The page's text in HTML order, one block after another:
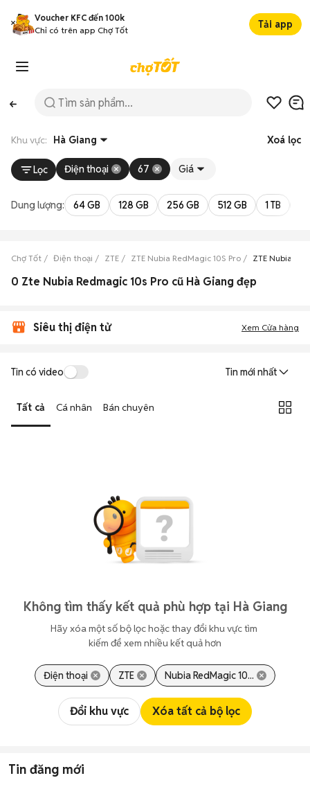
Voucher KFC đến 100k
Chỉ có trên app Chợ Tốt
Tải app
Khu vực: Hà Giang Xoá lọc
Lọc Điện thoại 67 Giá
Dung lượng: 64 GB 128 GB 256 GB 512 GB 1 TB
Chợ Tốt Điện thoại ZTE ZTE Nubia RedMagic 10S Pro ZTE Nubia
0 Zte Nubia Redmagic 10s Pro cũ Hà Giang đẹp
Siêu thị điện tử Xem Cửa hàng
Tin có video Tin mới nhất
Tất cả Cá nhân Bán chuyên
Không tìm thấy kết quả phù hợp tại Hà Giang
Hãy xóa một số bộ lọc hoặc thay đổi khu vực tìm
kiếm để xem nhiều kết quả hơn
Điện thoại ZTE Nubia RedMagic 10...
Đổi khu vực Xóa tất cả bộ lọc
Tin đăng mới